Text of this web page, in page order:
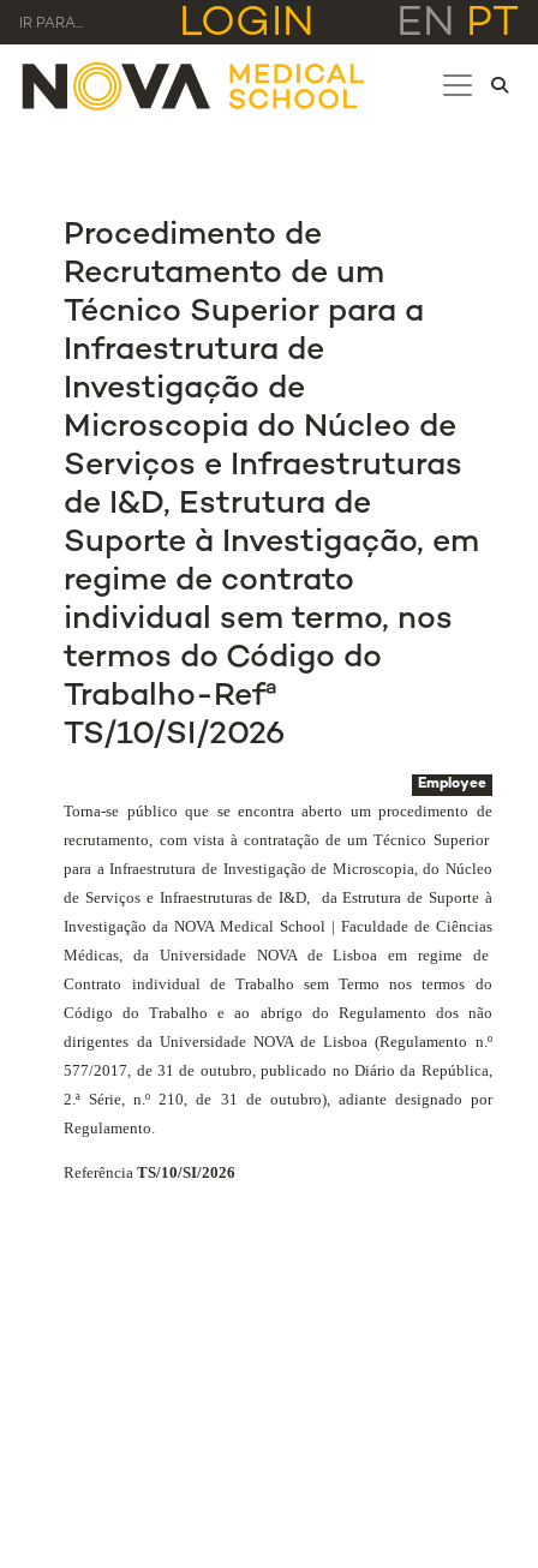
IR PARA... LOGIN EN PT
Procedimento de
Recrutamento de um
Técnico Superior para a
Infraestrutura de
Investigação de
Microscopia do Núcleo de
Serviços e Infraestruturas
de I&D, Estrutura de
Suporte à Investigação, em
regime de contrato
individual sem termo, nos
termos do Código do
Trabalho-Refª
TS/10/SI/2026
Employee
Torna-se público que se encontra aberto um procedimento de
recrutamento, com vista à contratação de um Técnico Superior
para a Infraestrutura de Investigação de Microscopia, do Núcleo
de Serviços e Infraestruturas de I&D,
da Estrutura de Suporte à
Investigação da NOVA Medical School | Faculdade de Ciências
Médicas, da Universidade NOVA de Lisboa em regime de
Contrato individual de Trabalho sem Termo nos termos do
Código do Trabalho e ao abrigo do Regulamento dos não
dirigentes da Universidade NOVA de Lisboa (Regulamento n.º
577/2017, de 31 de outubro, publicado no Diário da República,
2.ª Série, n.º 210, de 31 de outubro), adiante designado por
Regulamento.
ReferênciaTS/10/SI/2026